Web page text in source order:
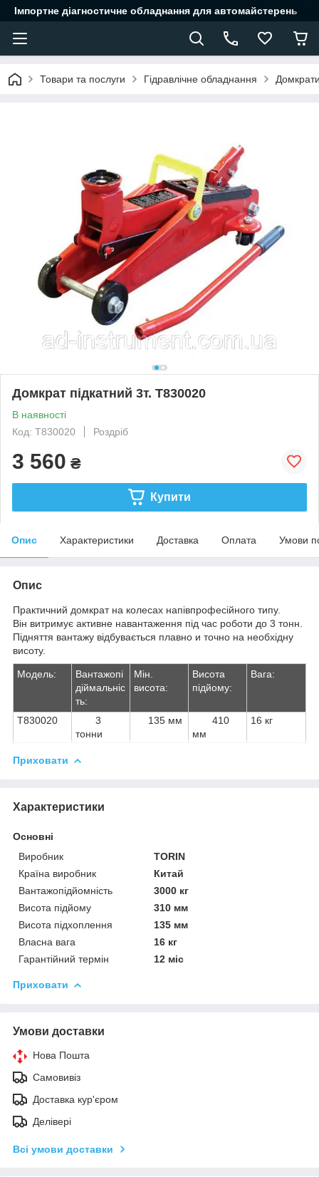
Імпортне діагностичне обладнання для автомайстерень
Товари та послуги Гідравлічне обладнання
Домкрат підкатний 3т. T830020
В наявності
Код: T830020
Роздріб
3 560 ₴
Купити
Опис Характеристики Доставка Оплата Умови
Опис
Практичний домкрат на колесах напівпрофесійного типу.
Він витримує активне навантаження під час роботи до 3 тонн.
Підняття вантажу відбувається плавно и точно на необхідну
висоту.
Модель:
Вантажопі
діймальніс
ть:
Мін.
висота:
Висота
підйому:
Вага:
T830020
3
тонни
135 мм
410
мм
16 кг
Приховати
Характеристики
Основні
Виробник
TORIN
Країна виробник
Китай
Вантажопідйомність
3000 кг
Висота підйому
310 мм
Висота підхоплення
135 мм
Власна вага
16 кг
Гарантійний термін
12 міс
Приховати
Умови доставки
Нова Пошта
Самовивіз
Доставка кур'єром
Делівері
Всі умови доставки